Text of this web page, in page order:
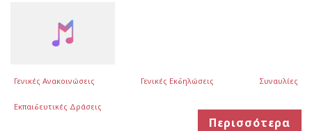
Γενικές Ανακοινώσεις Γενικές Εκδηλώσεις Συναυλίες
Εκπαιδευτικές Δράσεις
Περισσότερα